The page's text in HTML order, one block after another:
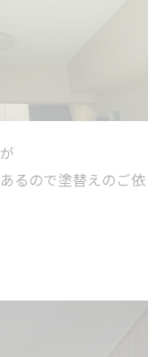
るので塗替えのご依